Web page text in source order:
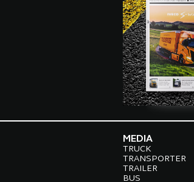
MEDIA
TRUCK
TRANSPORTER
TRAILER
BUS